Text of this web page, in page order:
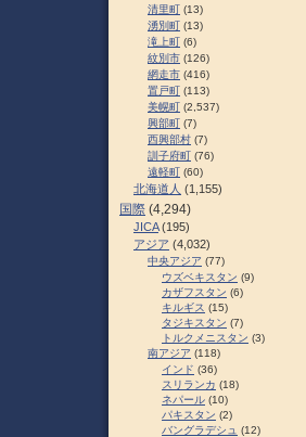
清里町 (13)
湧別町 (13)
滝上町 (6)
紋別市 (126)
網走市 (416)
置戸町 (113)
美幌町 (2,537)
興部町 (7)
西興部村 (7)
訓子府町 (76)
遠軽町 (60)
北海道人 (1,155)
国際 (4,294)
JICA(195)
アジア (4,032)
中央アジア (77)
ウズベキスタン (9)
カザフスタン (6)
キルギス (15)
タジキスタン (7)
トルクメニスタン (3)
南アジア (118)
インド (36)
スリランカ (18)
ネパール (10)
パキスタン (2)
バングラデシュ (12)